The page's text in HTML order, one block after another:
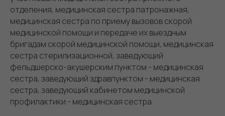
отделения, медицинская сестра патронажная,
медицинская сестра по приему вызовов скорой
медицинской помощи и передаче их выездным
бригадам скорой медицинской помощи, медицинская
сестра стерилизационной, заведующий
фельдшерско-акушерским пунктом - медицинская
сестра, заведующий здравпунктом - медицинская
сестра, заведующий кабинетом медицинской
профилактики - медицинская сестра